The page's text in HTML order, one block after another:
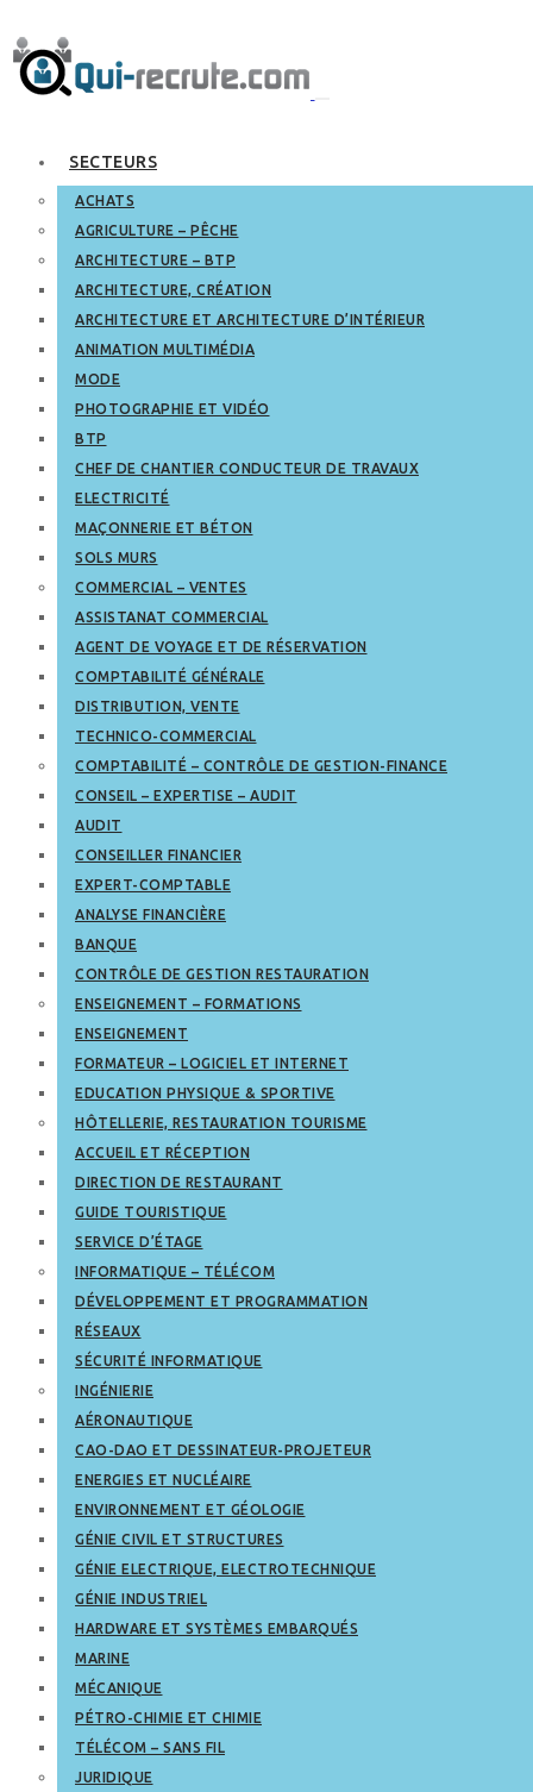
SECTEURS
ACHATS
AGRICULTURE – PÊCHE
ARCHITECTURE – BTP
ARCHITECTURE, CRÉATION
ARCHITECTURE ET ARCHITECTURE D’INTÉRIEUR
ANIMATION MULTIMÉDIA
MODE
PHOTOGRAPHIE ET VIDÉO
BTP
CHEF DE CHANTIER CONDUCTEUR DE TRAVAUX
ELECTRICITÉ
MAÇONNERIE ET BÉTON
SOLS MURS
COMMERCIAL – VENTES
ASSISTANAT COMMERCIAL
AGENT DE VOYAGE ET DE RÉSERVATION
COMPTABILITÉ GÉNÉRALE
DISTRIBUTION, VENTE
TECHNICO-COMMERCIAL
COMPTABILITÉ – CONTRÔLE DE GESTION-FINANCE
CONSEIL – EXPERTISE – AUDIT
AUDIT
CONSEILLER FINANCIER
EXPERT-COMPTABLE
ANALYSE FINANCIÈRE
BANQUE
CONTRÔLE DE GESTION RESTAURATION
ENSEIGNEMENT – FORMATIONS
ENSEIGNEMENT
FORMATEUR – LOGICIEL ET INTERNET
EDUCATION PHYSIQUE & SPORTIVE
HÔTELLERIE, RESTAURATION TOURISME
ACCUEIL ET RÉCEPTION
DIRECTION DE RESTAURANT
GUIDE TOURISTIQUE
SERVICE D’ÉTAGE
INFORMATIQUE – TÉLÉCOM
DÉVELOPPEMENT ET PROGRAMMATION
RÉSEAUX
SÉCURITÉ INFORMATIQUE
INGÉNIERIE
AÉRONAUTIQUE
CAO-DAO ET DESSINATEUR-PROJETEUR
ENERGIES ET NUCLÉAIRE
ENVIRONNEMENT ET GÉOLOGIE
GÉNIE CIVIL ET STRUCTURES
GÉNIE ELECTRIQUE, ELECTROTECHNIQUE
GÉNIE INDUSTRIEL
HARDWARE ET SYSTÈMES EMBARQUÉS
MARINE
MÉCANIQUE
PÉTRO-CHIMIE ET CHIMIE
TÉLÉCOM – SANS FIL
JURIDIQUE